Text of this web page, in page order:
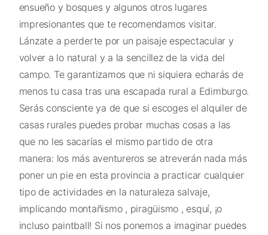
ensueño y bosques y algunos otros lugares
impresionantes que te recomendamos visitar.
Lánzate a perderte por un paisaje espectacular y
volver a lo natural y a la sencillez de la vida del
campo. Te garantizamos que ni siquiera echarás de
menos tu casa tras una escapada rural a Edimburgo.
Serás consciente ya de que si escoges el alquiler de
casas rurales puedes probar muchas cosas a las
que no les sacarías el mismo partido de otra
manera: los más aventureros se atreverán nada más
poner un pie en esta provincia a practicar cualquier
tipo de actividades en la naturaleza salvaje,
implicando montañismo , piragüismo , esquí, ¡o
incluso paintball! Si nos ponemos a imaginar puedes